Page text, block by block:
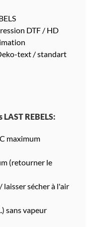
DTF / HD
text / standart
REBELS:
maximum
(retourner le
laisser sécher à l'air
sans vapeur